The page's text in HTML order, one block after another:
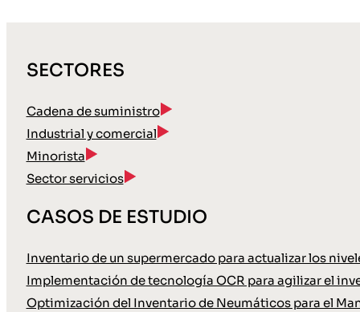
SECTORES
Cadena de suministro
Industrial y comercial
Minorista
Sector servicios
CASOS DE ESTUDIO
Inventario de un supermercado para actualizar los
Implementación de tecnología OCR para agilizar el
Optimización del Inventario de Neumáticos para el